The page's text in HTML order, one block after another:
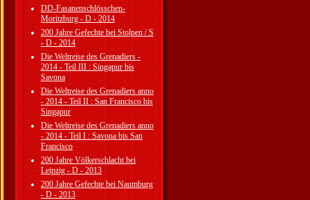
DD-Fasanenschlösschen-
Moritzburg - D - 2014
200 Jahre Gefechte bei Stolpen / S
- D - 2014
Die Weltreise des Grenadiers -
2014 - Teil III : Singapur bis
Savona
Die Weltreise des Grenadiers anno
- 2014 - Teil II : San Francisco bis
Singapur
Die Weltreise des Grenadiers anno
- 2014 - Teil I : Savona bis San
Francisco
200 Jahre Völkerschlacht bei
Leipzig - D - 2013
200 Jahre Gefechte bei Naumburg
- D - 2013